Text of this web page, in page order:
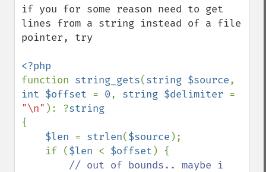
if you for some reason need to get
lines from a string instead of a file
pointer, try
function string_gets(string $source
int $offset = 0, string $delimiter
"\n" ): ?
{
$len = strlen($source );
    if (
$len < $offset ) {
// out of bounds.. maybe i